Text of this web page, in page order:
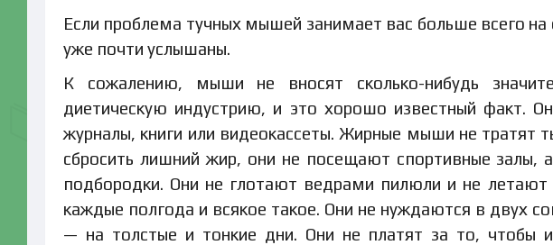
Если проблема тучных мышей занимает вас больше всего
уже почти услышаны.
К сожалению, мыши не вносят сколько-нибудь
диетическую индустрию, и это хорошо известный факт.
журналы, книги или видеокассеты. Жирные мыши не тратят
сбросить лишний жир, они не посещают спортивные залы,
подбородки. Они не глотают ведрами пилюли и не летают
каждые полгода и всякое такое. Они не нуждаются в двух
— на толстые и тонкие дни. Они не платят за то, чтобы